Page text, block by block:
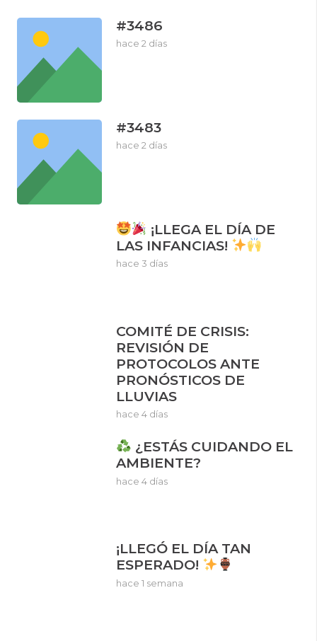
#3486
hace 2 días
#3483
hace 2 días
¡LLEGA EL DÍA DE
LAS INFANCIAS!
hace 3 días
COMITÉ DE CRISIS:
REVISIÓN DE
PROTOCOLOS ANTE
PRONÓSTICOS DE
LLUVIAS
hace 4 días
¿ESTÁS CUIDANDO EL
AMBIENTE?
hace 4 días
¡LLEGÓ EL DÍA TAN
ESPERADO!
hace 1 semana